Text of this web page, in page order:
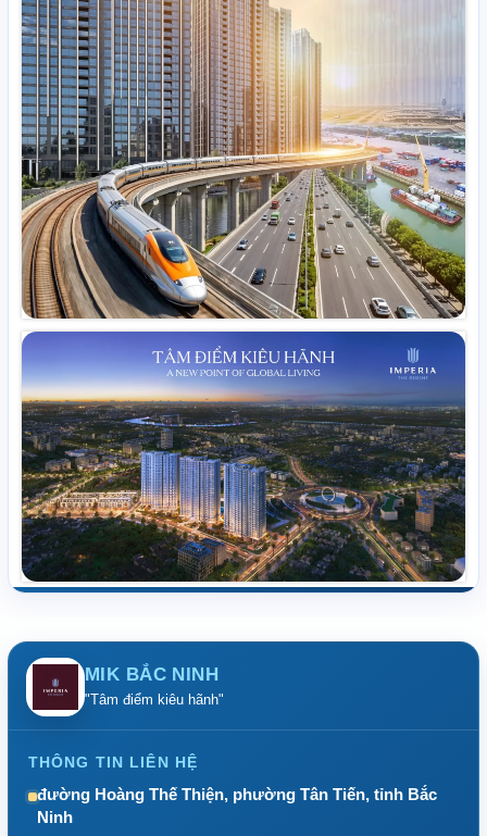
MIK BẮC NINH
"Tâm điểm kiêu hãnh"
THÔNG TIN LIÊN HỆ
đường Hoàng Thế Thiện, phường Tân Tiến, tỉnh Bắc
Ninh